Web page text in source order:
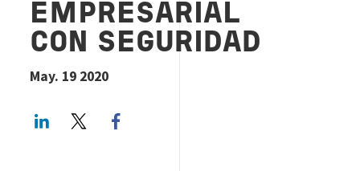
EMPRESARIAL
CON SEGURIDAD
May. 19 2020
LinkedInTwitter